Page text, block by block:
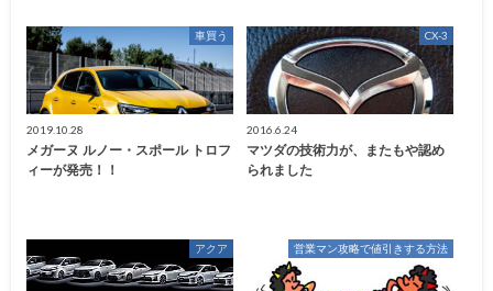
車買う
2019.10.28
メガーヌ ルノー・スポール トロフ
ィーが発売！！
CX-3
2016.6.24
マツダの技術力が、またもや認め
られました
アクア 営業マン攻略で値引きする方法